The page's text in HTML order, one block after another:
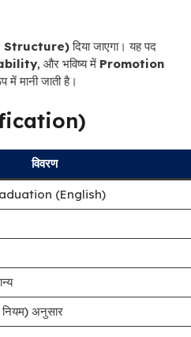
Structure)दिया जाएगा। यह पद
, और भविष्य में Promotion
में मानी जाती है।
विवरण
(English)
अनुसार